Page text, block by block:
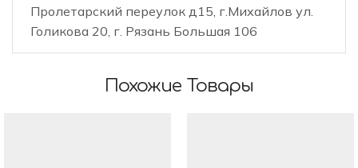
Пролетарский переулок д15, г.Михайлов ул.
Голикова 20, г. Рязань Большая 106
Похожие Товары